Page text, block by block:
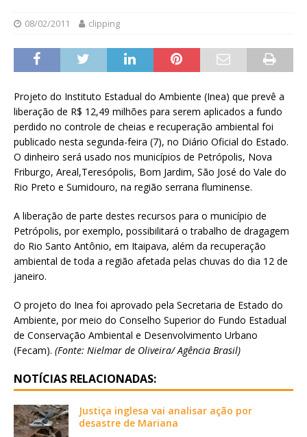
08/02/2011 clipping
Projeto do Instituto Estadual do Ambiente (Inea) que prevê a
liberação de R$ 12,49 milhões para serem aplicados a fundo
perdido no controle de cheias e recuperação ambiental foi
publicado nesta segunda-feira (7), no Diário Oficial do Estado.
O dinheiro será usado nos municípios de Petrópolis, Nova
Friburgo, Areal,Teresópolis, Bom Jardim, São José do Vale do
Rio Preto e Sumidouro, na região serrana fluminense.
A liberação de parte destes recursos para o município de
Petrópolis, por exemplo, possibilitará o trabalho de dragagem
do Rio Santo Antônio, em Itaipava, além da recuperação
ambiental de toda a região afetada pelas chuvas do dia 12 de
janeiro.
O projeto do Inea foi aprovado pela Secretaria de Estado do
Ambiente, por meio do Conselho Superior do Fundo Estadual
de Conservação Ambiental e Desenvolvimento Urbano
(Fecam). (Fonte: Nielmar de Oliveira/ Agência Brasil)
NOTÍCIAS RELACIONADAS:
Justiça inglesa vai analisar ação por
desastre de Mariana